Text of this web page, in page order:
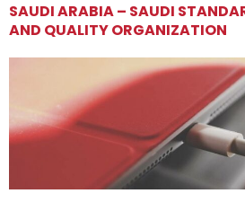
SAUDI ARABIA – SAUDI
AND QUALITY ORGANIZATION